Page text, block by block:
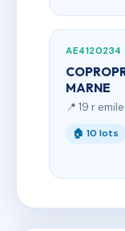
AE4120234
MARNE
📍 19 r
🏠 10 lots